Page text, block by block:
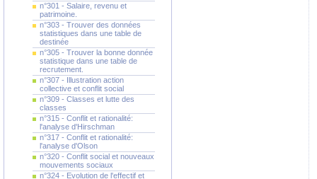
n°301 - Salaire, revenu et
patrimoine.
n°303 - Trouver des données
statistiques dans une table de
destinée
n°305 - Trouver la bonne donnée
statistique dans une table de
recrutement.
n°307 - Illustration action
collective et conflit social
n°309 - Classes et lutte des
classes
n°315 - Conflit et rationalité:
l'analyse d'Hirschman
n°317 - Conflit et rationalité:
l'analyse d'Olson
n°320 - Conflit social et nouveaux
mouvements sociaux
n°324 - Evolution de l'effectif et